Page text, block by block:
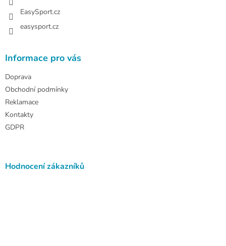
EasySport.cz
easysport.cz
Informace pro vás
Doprava
Obchodní podmínky
Reklamace
Kontakty
GDPR
Hodnocení zákazníků